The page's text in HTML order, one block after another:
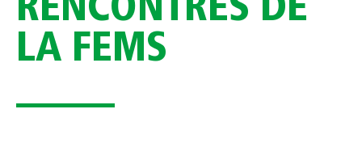
RENCONTRES DE
LA FEMS